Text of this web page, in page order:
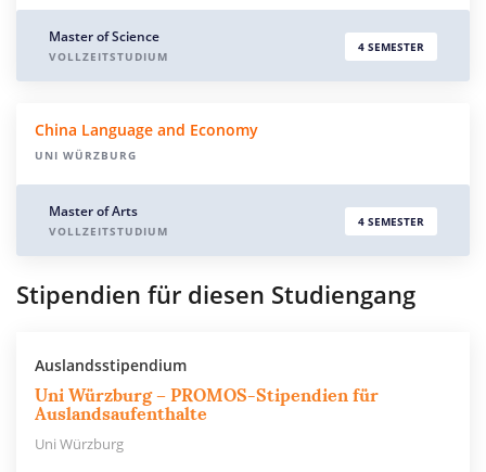
Master of Science
VOLLZEITSTUDIUM
4 SEMESTER
China Language and Economy
UNI WÜRZBURG
Master of Arts
VOLLZEITSTUDIUM
4 SEMESTER
Stipendien für diesen Studiengang
Auslandsstipendium
Uni Würzburg – PROMOS-Stipendien für
Auslandsaufenthalte
Uni Würzburg